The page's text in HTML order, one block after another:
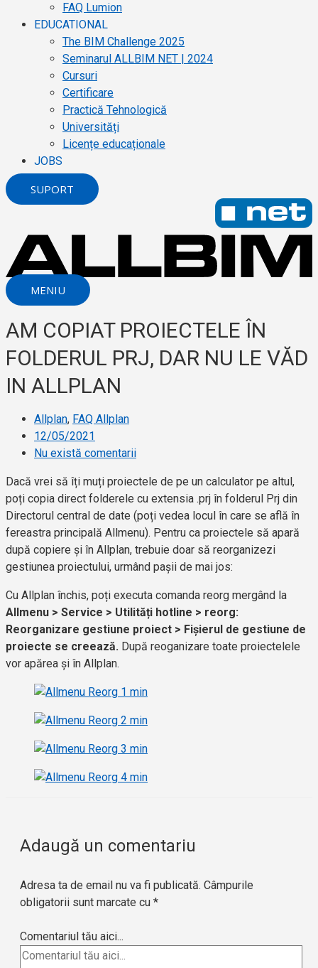
FAQ Lumion
EDUCATIONAL
The BIM Challenge 2025
Seminarul ALLBIM NET | 2024
Cursuri
Certificare
Practică Tehnologică
Universități
Licențe educaționale
JOBS
SUPORT
MENIU
AM COPIAT PROIECTELE ÎN
FOLDERUL PRJ, DAR NU LE VĂD
IN ALLPLAN
Allplan, FAQ Allplan
12/05/2021
Nu există comentarii
Dacă vrei să îți muți proiectele de pe un calculator pe altul,
poți copia direct folderele cu extensia .prj în folderul Prj din
Directorul central de date (poți vedea locul în care se află în
fereastra principală Allmenu). Pentru ca proiectele să apară
după copiere și în Allplan, trebuie doar să reorganizezi
gestiunea proiectului, urmând pașii de mai jos:
Cu Allplan închis, poți executa comanda reorg mergând la
Allmenu > Service > Utilități hotline > reorg:
Reorganizare gestiune proiect > Fișierul de gestiune de
proiecte se creează. După reoganizare toate proiectelele
vor apărea și în Allplan.
Adaugă un comentariu
Adresa ta de email nu va fi publicată. Câmpurile
obligatorii sunt marcate cu *
Comentariul tău aici...